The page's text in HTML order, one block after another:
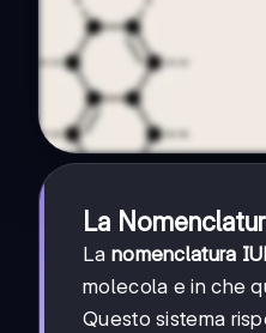
La
La nomenclatura
molecola e in che
Questo sistema